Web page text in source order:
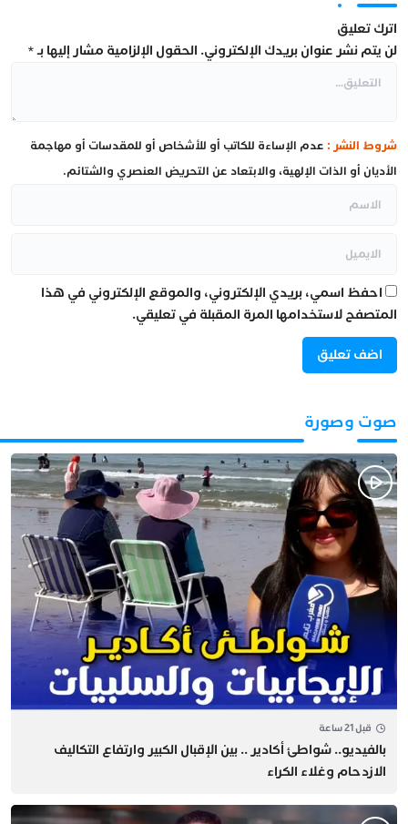
اترك تعليق
لن يتم نشر عنوان بريدك الإلكتروني. الحقول الإلزامية مشار إليها بـ*
شروط النشر : عدم الإساءة للكاتب أو للأشخاص أو للمقدسات أو مهاجمة
الأديان أو الذات الإلهية، والابتعاد عن التحريض العنصري والشتائم.
احفظ اسمي، بريدي الإلكتروني، والموقع الإلكتروني في هذا
المتصفح لاستخدامها المرة المقبلة في تعليقي.
صوت وصورة
قبل 21 ساعة
بالفيديو.. شواطئ أكادير .. بين الإقبال الكبير وارتفاع التكاليف
الازدحام وغلاء الكراء